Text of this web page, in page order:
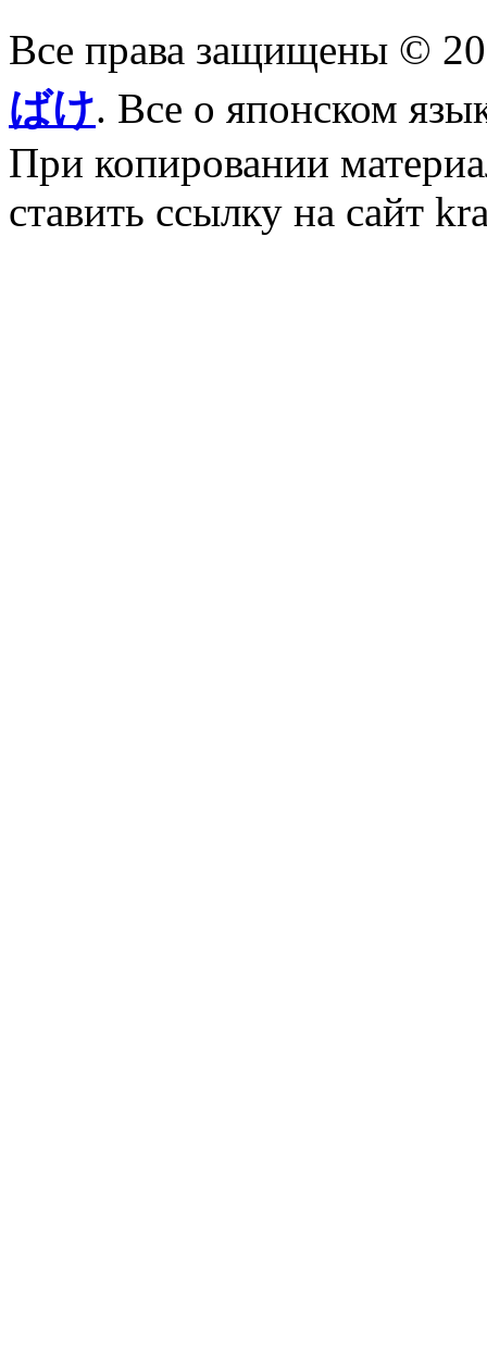
Все права защищены ©
ばけ. Все о японском
При копировании
ставить ссылку на сайт